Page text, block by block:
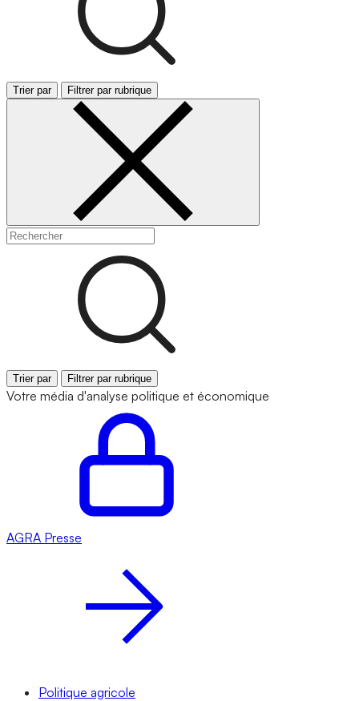
Trier par Filtrer par rubrique
Trier par Filtrer par rubrique
Votre média d'analyse politique et économique
AGRA Presse
Politique agricole